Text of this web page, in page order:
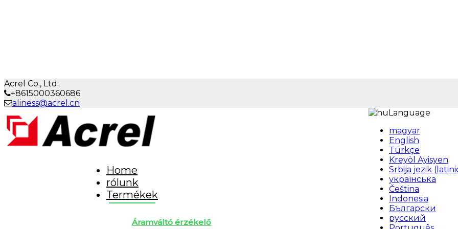
Acrel Co., Ltd.
+8615000360686
aliness@acrel.cn
Language
magyar
English
Türkçe
Kreyòl Ayisyen
Srbija jezik
українська
Čeština
Indonesia
Български
русский
Home
rólunk
Termékek
Áramváltó érzékelő